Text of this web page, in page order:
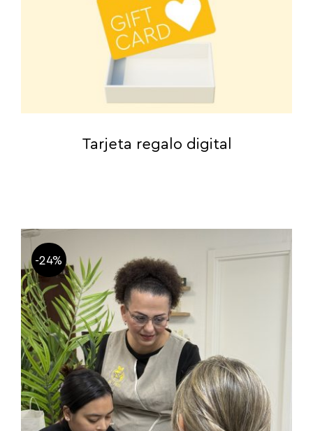
Tarjeta regalo digital
-24%